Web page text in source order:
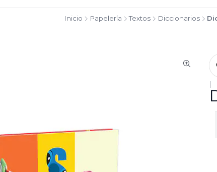
Inicio Papelería Textos Diccionarios
|